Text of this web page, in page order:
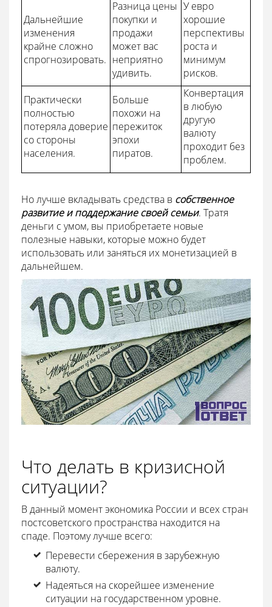
Дальнейшие
изменения
крайне сложно
спрогнозировать.
Разница цены
покупки и
продажи
может вас
неприятно
удивить.
У евро
хорошие
перспективы
роста и
минимум
рисков.
Практически
полностью
потеряла доверие
со стороны
населения.
Больше
похожи на
пережиток
эпохи
пиратов.
Конвертация
в любую
другую
валюту
проходит без
проблем.
Но лучше вкладывать средства в собственное
развитие и поддержание своей семьи. Тратя
деньги с умом, вы приобретаете новые
полезные навыки, которые можно будет
использовать или заняться их монетизацией в
дальнейшем.
Что делать в кризисной
ситуации?
В данный момент экономика России и всех стран
постсоветского пространства находится на
спаде. Поэтому лучше всего:
Перевести сбережения в зарубежную
валюту.
Надеяться на скорейшее изменение
ситуации на государственном уровне.